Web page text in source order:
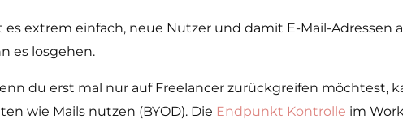
extrem einfach, neue Nutzer und damit E-Mail-Adressen
es losgehen.
du erst mal nur auf Freelancer zurückgreifen möchtest,
wie Mails nutzen (BYOD). Die Endpunkt Kontrolle im